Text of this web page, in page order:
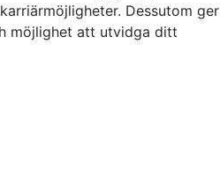
Dessutom ger
möjlighet att utvidga ditt